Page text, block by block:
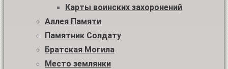
Карты воинских захоронений
Аллея Памяти
Памятник Солдату
Братская Могила
Место землянки